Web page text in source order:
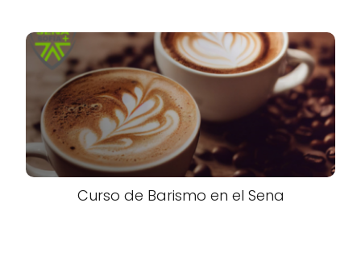
Curso de Barismo en el Sena